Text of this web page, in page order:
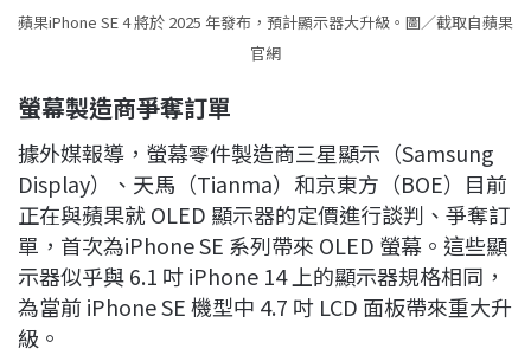
蘋果iPhone SE 4 將於 2025 年發布，預計顯示器大升級。圖／截取自蘋果
官網
螢幕製造商爭奪訂單
據外媒報導，螢幕零件製造商三星顯示（Samsung
Display）、天馬（Tianma）和京東方（BOE）目前
正在與蘋果就 OLED 顯示器的定價進行談判、爭奪訂
單，首次為iPhone SE 系列帶來 OLED 螢幕。這些顯
示器似乎與 6.1 吋 iPhone 14 上的顯示器規格相同，
為當前 iPhone SE 機型中 4.7 吋 LCD 面板帶來重大升
級。